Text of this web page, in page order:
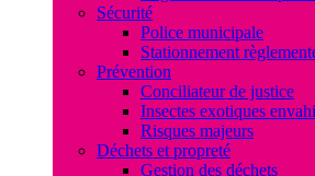
Sécurité
Police municipale
Stationnement
Prévention
Conciliateur de justice
Insectes exotiques
Risques majeurs
Déchets et propreté
Gestion des déchets